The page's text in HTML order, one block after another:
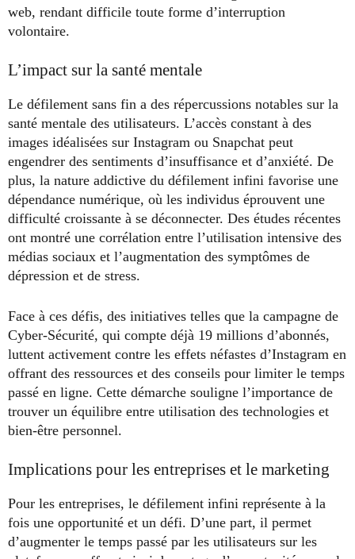
web, rendant difficile toute forme d’interruption
volontaire.
L’impact sur la santé mentale
Le défilement sans fin a des répercussions notables sur la
santé mentale des utilisateurs. L’accès constant à des
images idéalisées sur Instagram ou Snapchat peut
engendrer des sentiments d’insuffisance et d’anxiété. De
plus, la nature addictive du défilement infini favorise une
dépendance numérique, où les individus éprouvent une
difficulté croissante à se déconnecter. Des études récentes
ont montré une corrélation entre l’utilisation intensive des
médias sociaux et l’augmentation des symptômes de
dépression et de stress.
Face à ces défis, des initiatives telles que la campagne de
Cyber-Sécurité, qui compte déjà 19 millions d’abonnés,
luttent activement contre les effets néfastes d’Instagram en
offrant des ressources et des conseils pour limiter le temps
passé en ligne. Cette démarche souligne l’importance de
trouver un équilibre entre utilisation des technologies et
bien-être personnel.
Implications pour les entreprises et le marketing
Pour les entreprises, le défilement infini représente à la
fois une opportunité et un défi. D’une part, il permet
d’augmenter le temps passé par les utilisateurs sur les